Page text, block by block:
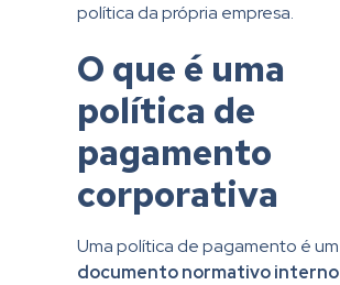
política da própria empresa.
O que é uma
política de
pagamento
corporativa
Uma política de pagamento é um
documento normativo interno